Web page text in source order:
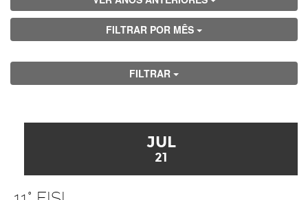
FILTRAR POR MÊS
FILTRAR
JUL
21